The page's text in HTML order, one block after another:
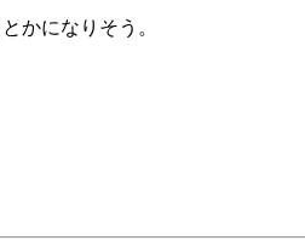
かになりそう。